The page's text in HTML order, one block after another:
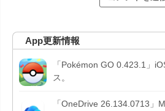
App更新情報
「Pokémon GO 0.423.1」
ス。
「OneDrive 26.134.0713」